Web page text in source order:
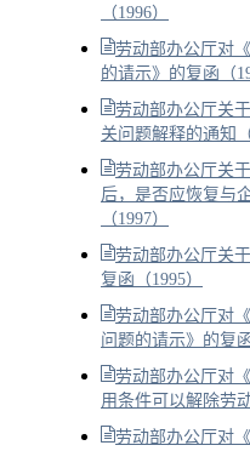
（1996）
劳动部办公厅对
的请示》的复函（
劳动部办公厅关
关问题解释的通知（
劳动部办公厅关
后，是否应恢复与
（1997）
劳动部办公厅关
复函（1995）
劳动部办公厅对
问题的请示》的复函
劳动部办公厅对
用条件可以解除劳
劳动部办公厅对